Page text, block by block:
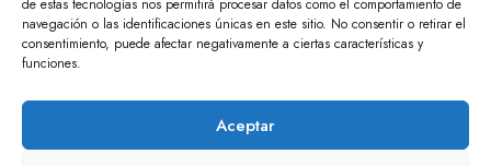
de estas tecnologías nos permitirá procesar datos como el comportamiento de
navegación o las identificaciones únicas en este sitio. No consentir o retirar el
consentimiento, puede afectar negativamente a ciertas características y
funciones.
Aceptar
PORTFOLIO APERTURAS INSTALACIONES MANAGEMENT
ABOUT
US
CONTACTO +34 965862313LLÁMANOS!
PROYECTOS@CASELLESINGENIEROS.COM
Copyright © 2023 - Estudio Técnico Caselles Ingenieros Asociados SL -